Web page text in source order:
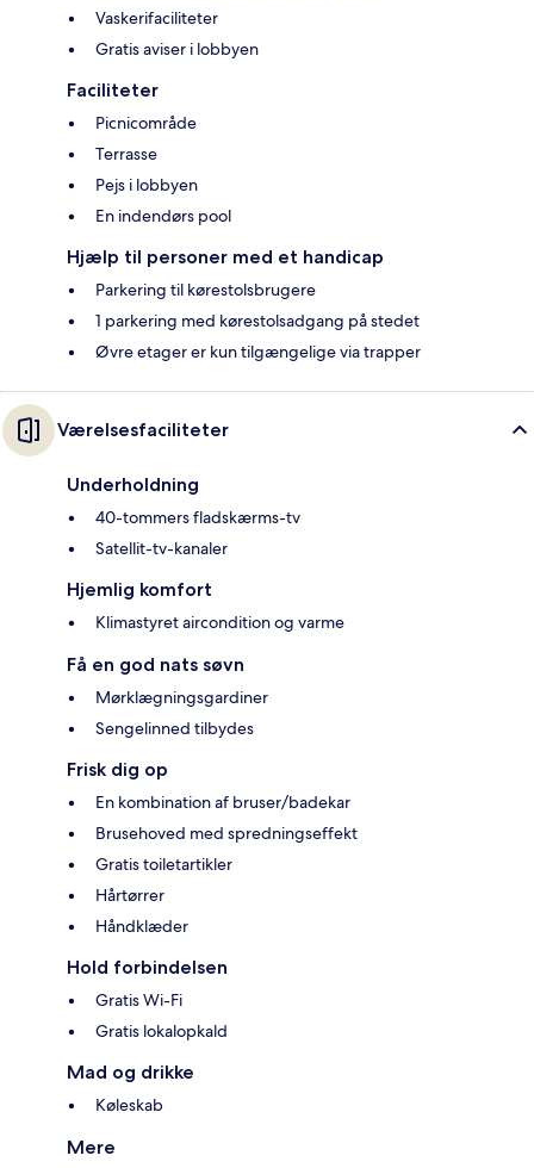
Vaskerifaciliteter
Gratis aviser i lobbyen
Faciliteter
Picnicområde
Terrasse
Pejs i lobbyen
En indendørs pool
Hjælp til personer med et handicap
Parkering til kørestolsbrugere
1 parkering med kørestolsadgang på stedet
Øvre etager er kun tilgængelige via trapper
Værelsesfaciliteter
Underholdning
40-tommers fladskærms-tv
Satellit-tv-kanaler
Hjemlig komfort
Klimastyret aircondition og varme
Få en god nats søvn
Mørklægningsgardiner
Sengelinned tilbydes
Frisk dig op
En kombination af bruser/badekar
Brusehoved med spredningseffekt
Gratis toiletartikler
Hårtørrer
Håndklæder
Hold forbindelsen
Gratis Wi-Fi
Gratis lokalopkald
Mad og drikke
Køleskab
Mere